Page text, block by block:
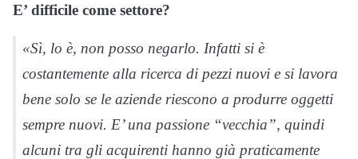
E’ difficile come settore?
«Sì, lo è, non posso negarlo. Infatti si è
costantemente alla ricerca di pezzi nuovi e si lavora
bene solo se le aziende riescono a produrre oggetti
sempre nuovi. E’ una passione “vecchia”, quindi
alcuni tra gli acquirenti hanno già praticamente